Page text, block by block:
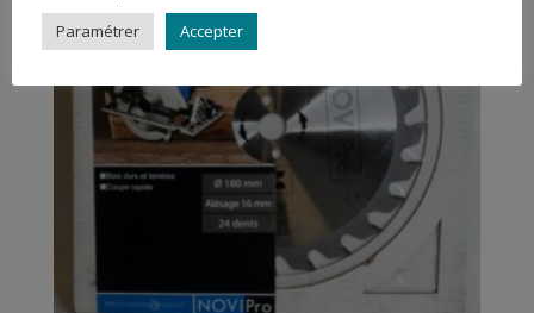
Paramétrer Accepter